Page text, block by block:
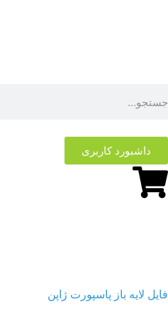
داشبورد کاربری
فایل لایه باز پاسپورت ژاپن